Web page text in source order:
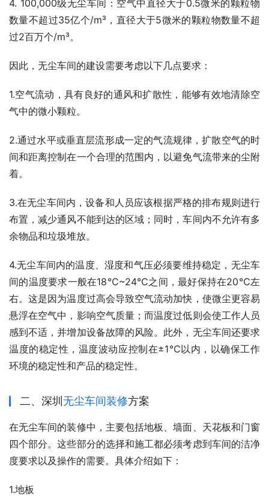
4. 100,000级无尘车间：空气中直径大于0.5微米的颗粒物
数量不超过35亿个/m³，直径大于5微米的颗粒物数量不超
过2百万个/m³。
因此，无尘车间的建设需要考虑以下几点要求：
1.空气流动，具有良好的通风和扩散性，能够有效地清除空
气中的微小颗粒。
2.通过水平或垂直层流形成一定的气流规律，扩散空气的时
间和距离控制在一个合理的范围内，以避免气流带来的尘附
着。
3.在无尘车间内，设备和人员应该根据严格的排布规则进行
布置，减少通风不能到达的区域；同时，车间内不允许有多
余物品和垃圾堆放。
4.无尘车间内的温度、湿度和气压必须要维持稳定，无尘车
间的温度要求一般在18℃~24℃之间，最好保持在20℃左
右。这是因为温度过高会导致空气流动加快，使微尘更容易
悬浮在空气中，影响空气质量；而温度过低则会使工作人员
感到不适，并增加设备故障的风险。此外，无尘车间还要求
温度的稳定性，温度波动应控制在±1℃以内，以确保工作
环境的稳定性和产品的稳定性。
二、深圳无尘车间装修方案
在无尘车间的装修中，主要包括地板、墙面、天花板和门窗
四个部分。这些部分的选择和施工都必须考虑到车间的洁净
度要求以及操作的需要。具体介绍如下：
1.地板